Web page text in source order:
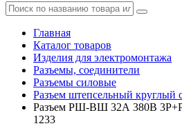
Главная
Каталог товаров
Изделия для электромонтажа
Разъемы, соединители
Разъемы силовые
Разъем штепсельный круглый
Разъем РШ-ВШ 32А 380В
1233